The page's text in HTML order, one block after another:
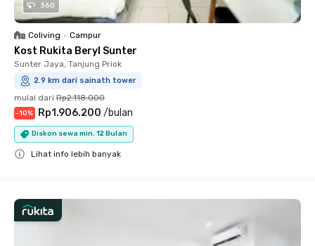
360
Coliving • Campur
Kost Rukita Beryl Sunter
Sunter Jaya, Tanjung Priok
2.9 km dari sainath tower
mulai dari Rp2.118.000
-10% Rp1.906.200 /bulan
Diskon sewa min. 12 Bulan
Lihat info lebih banyak